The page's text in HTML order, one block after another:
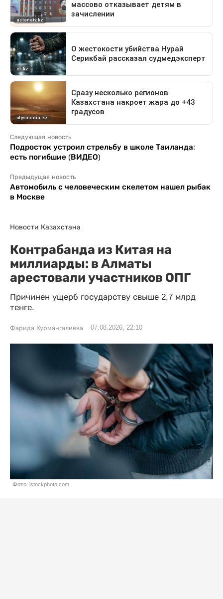
Следующая новость
Подросток устроил стрельбу в школе Таиланда:
есть погибшие (ВИДЕО)
Предыдущая новость
Автомобиль с человеческим скелетом нашел рыбак
в Москве
Новости Казахстана
Контрабанда из Китая на
миллиарды: в Алматы
арестовали участников ОПГ
Причинен ущерб государству свыше 2,7 млрд
тенге.
Фарида Курмангалиева 07.08.2026, 22:10
Фото: istockphoto.com